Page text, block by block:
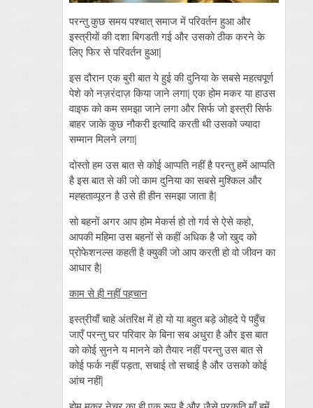
परन्तु कुछ समय पश्चात् समाज में परिवर्तन हुआ और
इस्त्रीयों की दशा बिगडती गई और उसको ठीक करने के
लिए फिर से परिवर्तन हुआ|
इस दौरान एक बुरी बात ये हुई की दुनिया के सबसे महत्वपूर्ण
पेशे को नज़रंदाज़ किया जाने लगा| एक होम मकर या हाउस
वाइफ को कम समझा जाने लगा और सिर्फ जो इस्त्री सिर्फ
बाहर जाके कुछ नौकरी इत्यादि करती थी उसको ज्यादा
सम्मान मिलने लगा|
दोस्तो हम उस बात से कोई आप्पति नहीं है परन्तु हमें आप्पति
है इस बात से की जो काम दुनिया का सबसे मुश्किल और
मह्हताव्पूरन है उसे ही हीन समझा जाता है|
सो बहनों अगर आप होम मेकर्स हो तो गर्व से ऐसे कहो,
आपकी महिमा उस बहनों से कहीं अधिक है जो खुद को
प्रोफेशनल्स कहती है क्युकी जो आप करती हो वो जीवन का
आधार है|
काम से ही नहीं पहचान
इस्त्रीयाँ चाहे अंतरिक्ष में हो यो या बहुत बड़े ओहदे पे पहुँच
जाएँ परन्तु घर परिवार के बिना सब अधुरा है और इस बात
को कोई सुनने य मानने को तैयार नहीं परन्तु उस बात से
कोई फर्क नहीं पड़ता, सचाई तो सचाई है और उसको कोई
आंच नहीं|